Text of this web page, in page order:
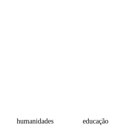
humanidades educação